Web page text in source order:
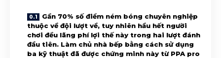
Gần 70% số điểm ném bóng chuyên nghiệp
thuộc về đội lượt về, tuy nhiên hầu hết người
chơi đều lãng phí lợi thế này trong hai lượt đánh
đầu tiên. Làm chủ nhà bếp bằng cách sử dụng
ba kỹ thuật đã được chứng minh này từ PPA pro